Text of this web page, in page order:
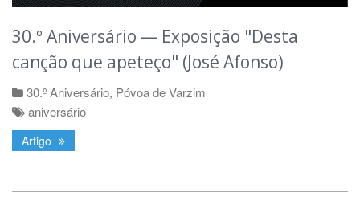
30.º Aniversário — Exposição "Desta
canção que apeteço" (José Afonso)
30.º Aniversário, Póvoa de Varzim
aniversário
Artigo